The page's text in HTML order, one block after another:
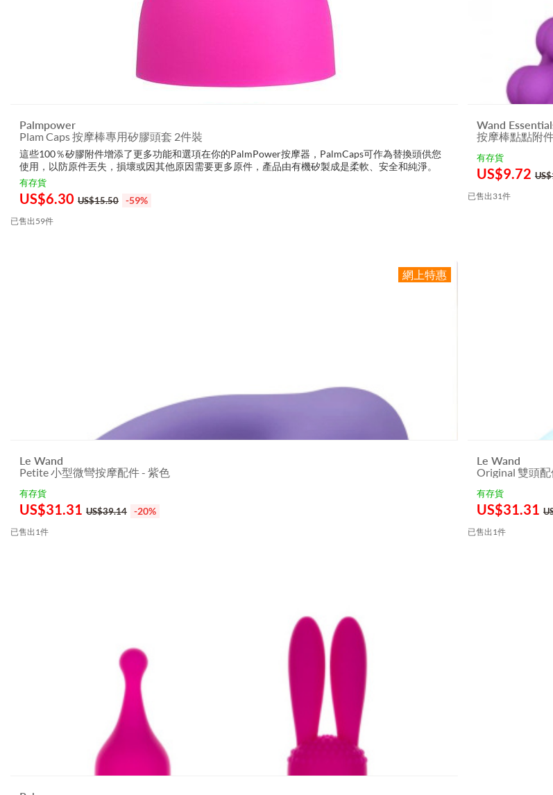
Palmpower
Plam Caps 按摩棒專用矽膠頭套 2件裝
這些100％矽膠附件增添了更多功能和選項在你的PalmPower按摩器，PalmCaps可作為替換頭供您
使用，以防原件丟失，損壞或因其他原因需要更多原件，產品由有機矽製成是柔軟、安全和純淨。
有存貨
US$6.30 US$15.50 -59%
已售出59件
Wand
按摩棒點點附
有存貨
US$9.72
已售出31件
Le Wand
Petite 小型微彎按摩配件 - 紫色
有存貨
US$31.31 US$39.14 -20%
已售出1件
Le Wand
Original 雙頭
有存貨
US$31.31
已售出1件